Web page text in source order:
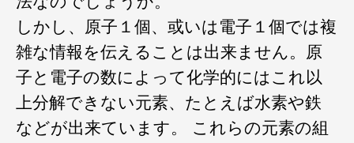
しかし、原子１個、或いは電子１個では複
雑な情報を伝えることは出来ません。原
子と電子の数によって化学的にはこれ以
上分解できない元素、たとえば水素や鉄
などが出来ています。 これらの元素の組